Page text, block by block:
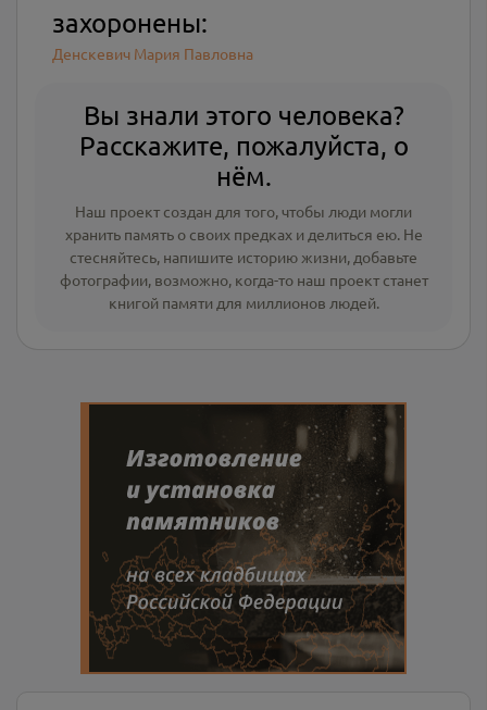
захоронены:
Денскевич Мария Павловна
Вы знали этого человека?
Расскажите, пожалуйста, о
нём.
Наш проект создан для того, чтобы люди могли
хранить память о своих предках и делиться ею. Не
стесняйтесь, напишите историю жизни, добавьте
фотографии, возможно, когда-то наш проект станет
книгой памяти для миллионов людей.